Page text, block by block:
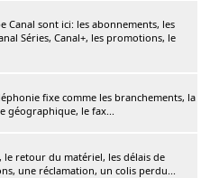
Canal sont ici: les abonnements, les
Séries, Canal+, les promotions, le
fixe comme les branchements, la
géographique, le fax...
le retour du matériel, les délais de
une réclamation, un colis perdu...